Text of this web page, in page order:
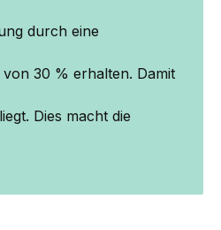
durch eine
30 % erhalten. Damit
Dies macht die